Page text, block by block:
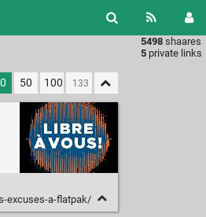
5498 shaares
5 private links
50 100
excuses-a-flatpak/